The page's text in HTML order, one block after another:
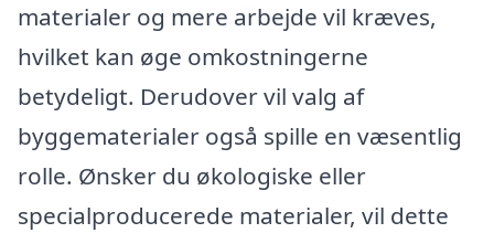
materialer og mere arbejde vil kræves,
hvilket kan øge omkostningerne
betydeligt. Derudover vil valg af
byggematerialer også spille en væsentlig
rolle. Ønsker du økologiske eller
specialproducerede materialer, vil dette